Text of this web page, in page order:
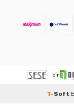
bir
T-Soft